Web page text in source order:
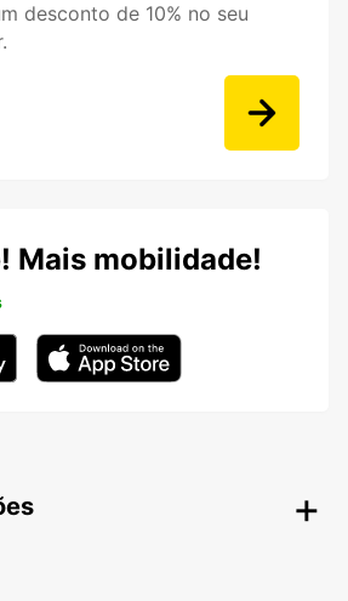
desconto de 10% no seu
Mais mobilidade!